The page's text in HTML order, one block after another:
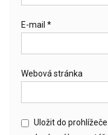
E-mail *
Webová stránka
Uložit do